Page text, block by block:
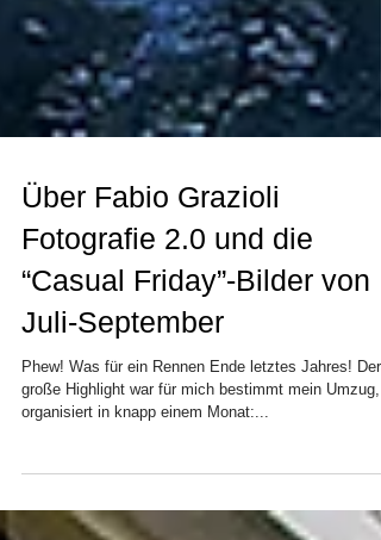
Über Fabio Grazioli
Fotografie 2.0 und die
“Casual Friday”-Bilder von
Juli-September
Phew! Was für ein Rennen Ende letztes Jahres! Der